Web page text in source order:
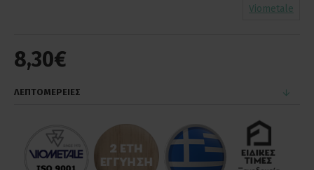
8,30€
Viometale
ΛΕΠΤΟΜΕΡΕΙΕΣ